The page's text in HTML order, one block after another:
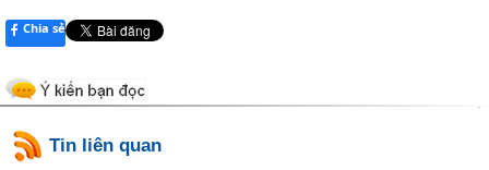
Chia sẻ
Tin liên quan